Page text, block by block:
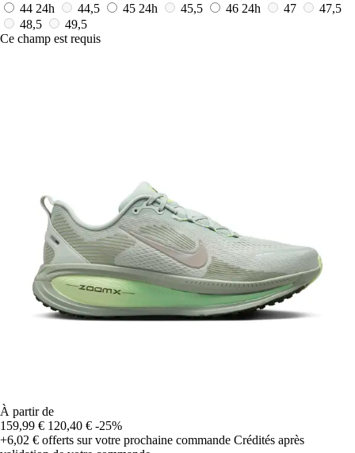
44 24h 44,5 45 24h 45,5 46 24h 47
47,5
48,5
49,5
Ce champ est requis
À partir de
159,99 € 120,40 € -25%
+6,02 € offerts sur votre prochaine commande Crédités après